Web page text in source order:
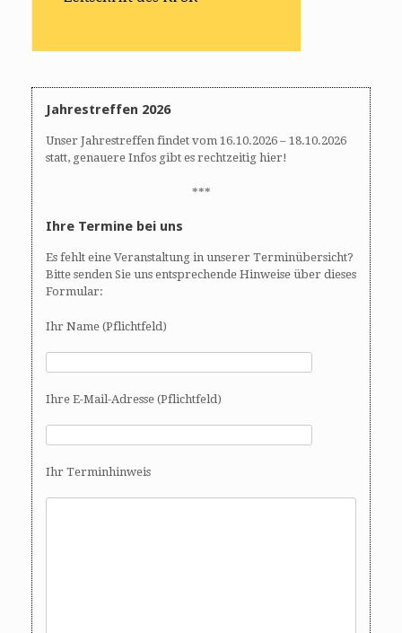
Jahrestreffen 2026
Unser Jahrestreffen findet vom 16.10.2026 – 18.10.2026
statt, genauere Infos gibt es rechtzeitig hier!
***
Ihre Termine bei uns
Es fehlt eine Veranstaltung in unserer Terminübersicht?
Bitte senden Sie uns entsprechende Hinweise über dieses
Formular:
Ihr Name (Pflichtfeld)
Ihre E-Mail-Adresse (Pflichtfeld)
Ihr Terminhinweis